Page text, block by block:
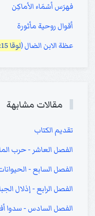
فهرَس أسْمَاء الأماكِن
أقوال روحية مأثورة
عظة الابن الضال (لوقا 15: 11-32
مقالات مشابهة
تقديم الكتاب
الفصل العاشر - حرب
الفصل السابع -
الفصل الرابع - إذلال
الفصل السادس - سدوا